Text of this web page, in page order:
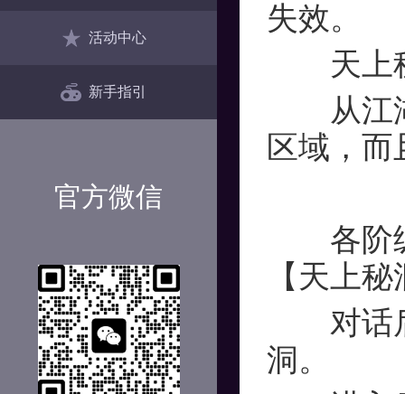
活动中心
新手指引
官方微信
失效。
天上
从江湖
区域，而
各阶级
【天上
对话后
洞。